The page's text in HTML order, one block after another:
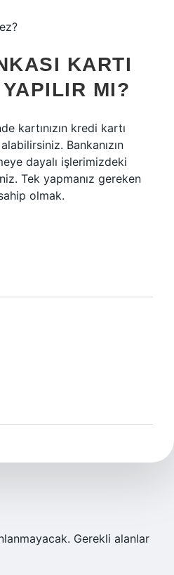
KARTI
MI?
kartınızın kredi kartı
Bankanızın
dayalı işlerimizdeki
Tek yapmanız gereken
olmak.
Gerekli alanlar